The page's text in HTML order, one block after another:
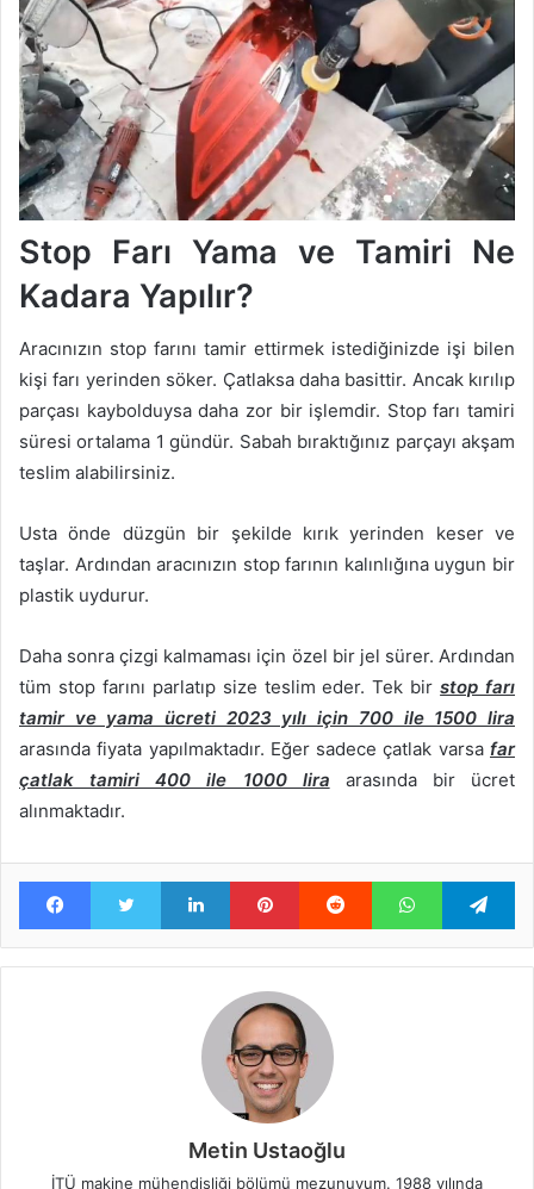
Stop Farı Yama ve Tamiri Ne
Kadara Yapılır?
Aracınızın stop farını tamir ettirmek istediğinizde işi bilen
kişi farı yerinden söker. Çatlaksa daha basittir. Ancak kırılıp
parçası kaybolduysa daha zor bir işlemdir. Stop farı tamiri
süresi ortalama 1 gündür. Sabah bıraktığınız parçayı akşam
teslim alabilirsiniz.
Usta önde düzgün bir şekilde kırık yerinden keser ve
taşlar. Ardından aracınızın stop farının kalınlığına uygun bir
plastik uydurur.
Daha sonra çizgi kalmaması için özel bir jel sürer. Ardından
tüm stop farını parlatıp size teslim eder. Tek birstop farı
tamir ve yama ücreti 2023 yılı için 700 ile 1500 lira
arasında fiyata yapılmaktadır. Eğer sadece çatlak varsa far
çatlak tamiri 400 ile 1000 lira arasında bir ücret
alınmaktadır.
FacebookTwitter LinkedIn Pinterest Reddit WhatsApp
Metin Ustaoğlu
İTÜ makine mühendisliği bölümü mezunuyum. 1988 yılında